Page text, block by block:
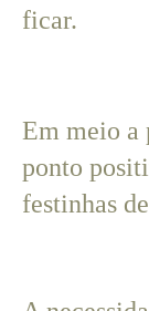
ficar.
Em meio a
ponto
festinhas